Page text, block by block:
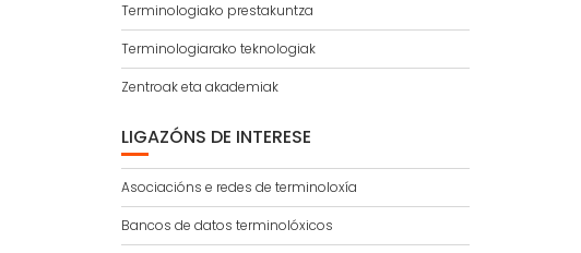
Terminologiako prestakuntza
Terminologiarako teknologiak
Zentroak eta akademiak
LIGAZÓNS DE INTERESE
Asociacións e redes de terminoloxía
Bancos de datos terminolóxicos